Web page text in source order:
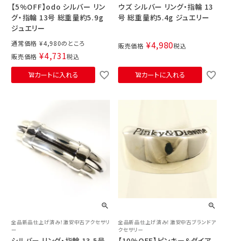
【5%OFF】odo シルバー リン
グ・指輪 13号 総重量約5.9g
ジュエリー
通常価格 ¥4,980
販売価格 ¥4,731税込
カートに入れる
ウズ シルバー リング・指輪 13
号 総重量約5.4g ジュエリー
販売価格 ¥4,980税込
カートに入れる
全品新品仕上げ済み！激安中古アクセサリ
ー
全品新品仕上げ済み！激安中古ブランドア
クセサリー